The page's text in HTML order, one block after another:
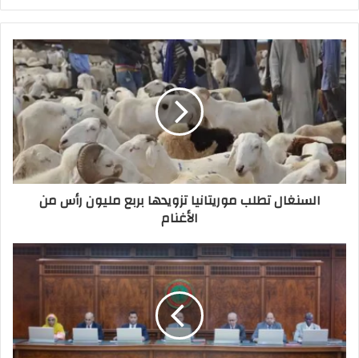
السنغال تطلب موريتانيا تزويدها بربع مليون رأس من
الأغنام